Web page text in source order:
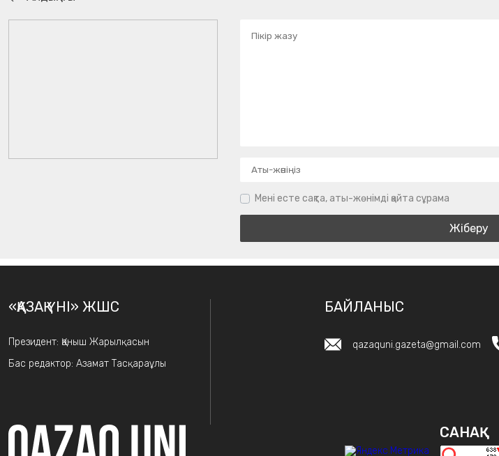
Мені есте сақта, аты-жөнімді қайта сұрама
«ҚАЗАҚ ҮНІ» ЖШС
Президент: Қаныш Жарылқасын
Бас редактор: Азамат Тасқараұлы
БАЙЛАНЫС
qazaquni.gazeta@gmail.com
САНАҚ